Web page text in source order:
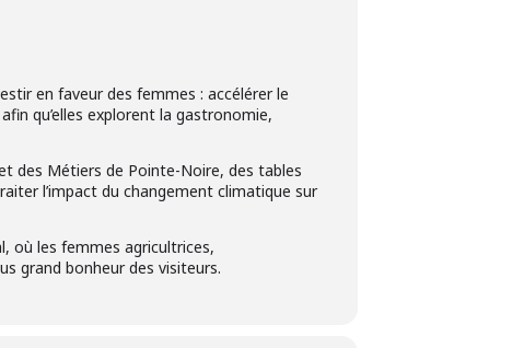
en faveur des femmes : accélérer le
qu’elles explorent la gastronomie,
des Métiers de Pointe-Noire, des tables
l’impact du changement climatique sur
où les femmes agricultrices,
grand bonheur des visiteurs.